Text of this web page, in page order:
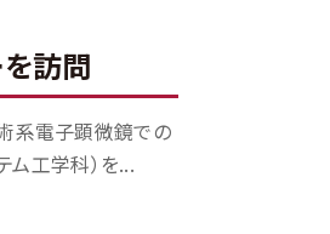
訪問
系電子顕微鏡での
工学科）を...